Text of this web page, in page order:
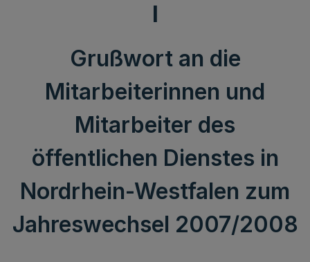
I
Grußwort an die
Mitarbeiterinnen und
Mitarbeiter des
öffentlichen Dienstes in
Nordrhein-Westfalen zum
Jahreswechsel 2007/2008